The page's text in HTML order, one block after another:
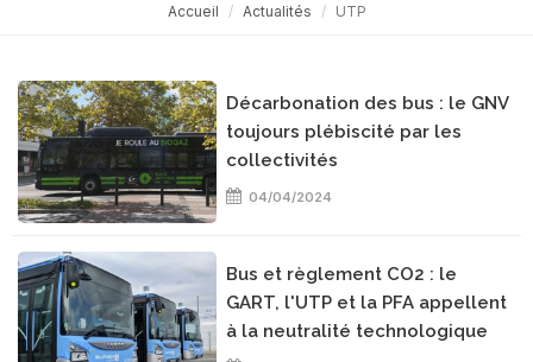
Accueil Actualités UTP
Décarbonation des bus : le GNV
toujours plébiscité par les
collectivités
04/04/2024
Bus et règlement CO2 : le
GART, l'UTP et la PFA appellent
à la neutralité technologique